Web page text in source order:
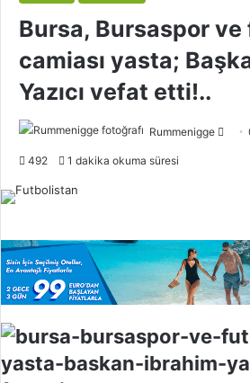
Bursa, Bursaspor
camiası yasta;
Yazıcı vefat etti!..
Rummenigge
w
o
n
X
492 1 dakika okuma süresi